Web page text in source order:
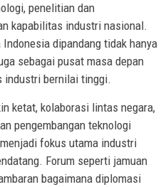
penelitian dan
kapabilitas industri nasional.
dipandang tidak hanya
sebagai pusat masa depan
industri bernilai tinggi.
ketat, kolaborasi lintas negara,
pengembangan teknologi
fokus utama industri
Forum seperti jamuan
bagaimana diplomasi